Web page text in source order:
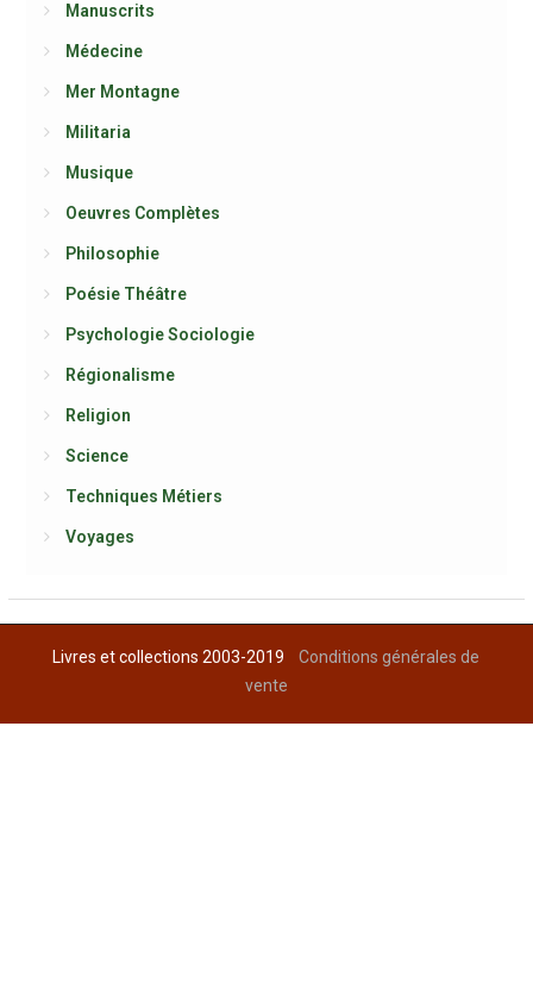
Manuscrits
Médecine
Mer Montagne
Militaria
Musique
Oeuvres Complètes
Philosophie
Poésie Théâtre
Psychologie Sociologie
Régionalisme
Religion
Science
Techniques Métiers
Voyages
Livres et collections 2003-2019Conditions générales de
vente